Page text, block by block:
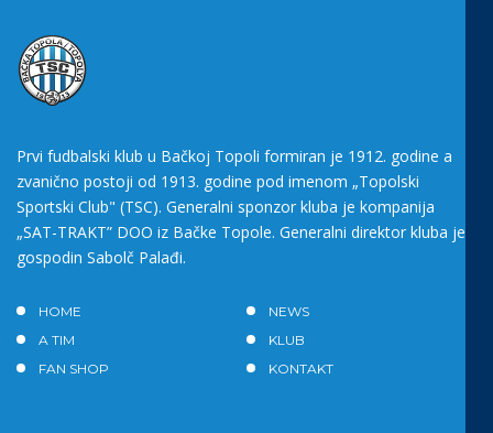
Prvi fudbalski klub u Bačkoj Topoli formiran je 1912. godine a
zvanično postoji od 1913. godine pod imenom „Topolski
Sportski Club" (TSC). Generalni sponzor kluba je kompanija
„SAT-TRAKT” DOO iz Bačke Topole. Generalni direktor kluba je
gospodin Sabolč Palađi.
HOME
NEWS
A TIM
KLUB
FAN SHOP
KONTAKT